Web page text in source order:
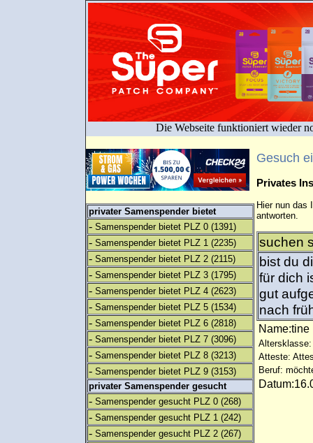
Die Webseite funktioniert wieder
privater Samenspender bietet
- Samenspender bietet PLZ 0 (1391)
- Samenspender bietet PLZ 1 (2235)
- Samenspender bietet PLZ 2 (2115)
- Samenspender bietet PLZ 3 (1795)
- Samenspender bietet PLZ 4 (2623)
- Samenspender bietet PLZ 5 (1534)
- Samenspender bietet PLZ 6 (2818)
- Samenspender bietet PLZ 7 (3096)
- Samenspender bietet PLZ 8 (3213)
- Samenspender bietet PLZ 9 (3153)
privater Samenspender gesucht
- Samenspender gesucht PLZ 0 (268)
- Samenspender gesucht PLZ 1 (242)
- Samenspender gesucht PLZ 2 (267)
Gesuch
Privates
Hier nun das
antworten.
suchen
bist du
für dich
gut
nach
Altersklasse:
Atteste:
Beruf: